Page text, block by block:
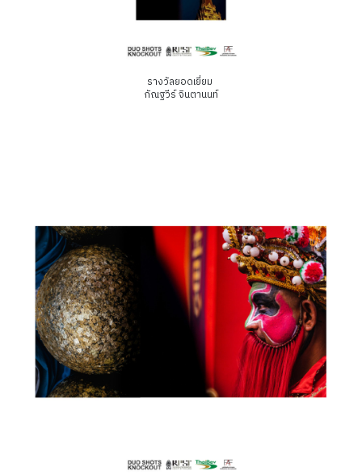
รางวัลยอดเยี่ยม
กัณฐวีร์ จินตานนท์